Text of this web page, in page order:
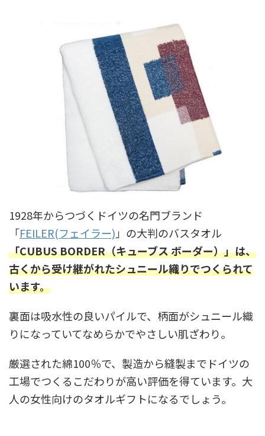
1928年からつづくドイツの名門ブランド
「FEILER(フェイラー)」の大判のバスタオル
「CUBUS BORDER（キューブス ボーダー）」は、
古くから受け継がれたシュニール織りでつくられて
います。
裏面は吸水性の良いパイルで、柄面がシュニール織
りになっていてなめらかでやさしい肌ざわり。
厳選された綿100％で、製造から縫製までドイツの
工場でつくるこだわりが高い評価を得ています。大
人の女性向けのタオルギフトになるでしょう。